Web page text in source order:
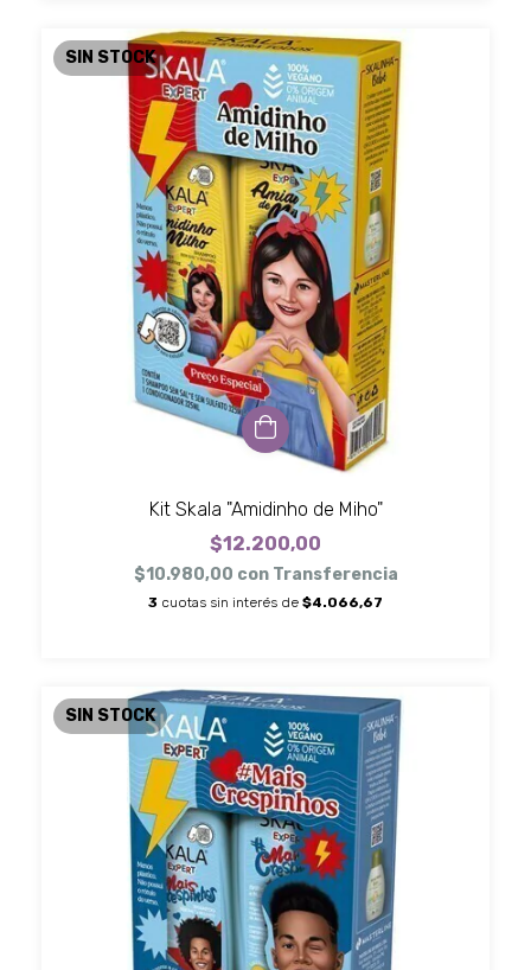
SIN STOCK
Kit Skala "Amidinho de Miho"
$12.200,00
$10.980,00 con Transferencia
3 cuotas sin interés de $4.066,67
SIN STOCK